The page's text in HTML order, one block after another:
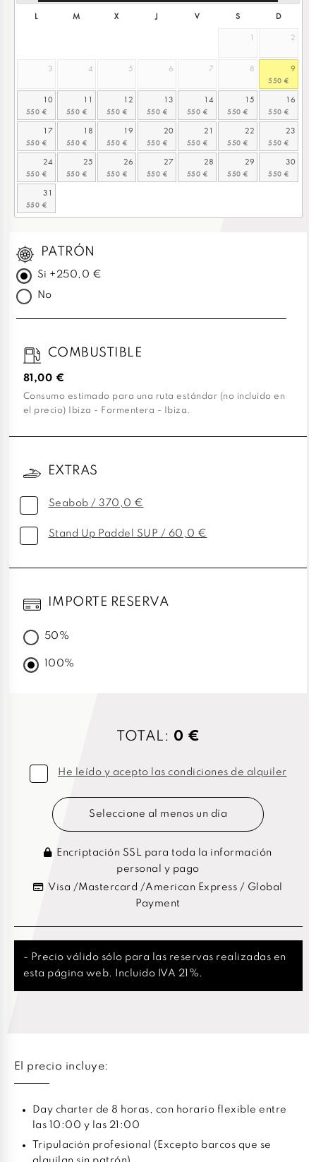
L M X J V S
D
1
2
3 4 5 6 7 8 9
10 11 12 13 14 15 16
17 18 19 20 21 22 23
24 25 26 27 28 29 30
31
PATRÓN
Si +250,0 €
No
COMBUSTIBLE
81,00 €
Consumo estimado para una ruta estándar (no incluido en
el precio) Ibiza - Formentera - Ibiza.
EXTRAS
Seabob / 370,0 €
Stand Up Paddel SUP / 60,0 €
IMPORTE RESERVA
50%
100%
TOTAL: 0 €
He leído y acepto las condiciones de alquiler
Seleccione al menos un día
Encriptación SSL para toda la información
personal y pago
Visa /Mastercard /American Express / Global
Payment
- Precio válido sólo para las reservas realizadas en
esta página web. Incluido IVA 21%.
El precio incluye:
Day charter de 8 horas, con horario flexible entre
las 10:00 y las 21:00
Tripulación profesional (Excepto barcos que se